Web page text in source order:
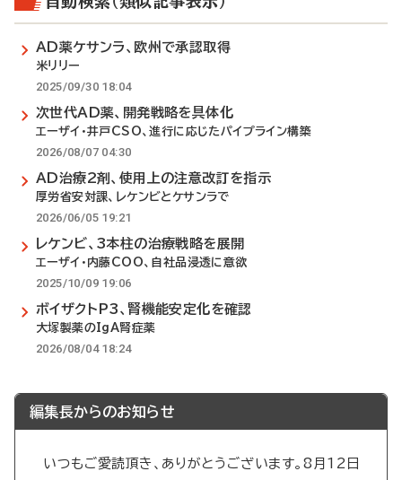
AD薬ケサンラ、欧州で承認取得
米リリー
2025/09/30 18:04
次世代AD薬、開発戦略を具体化
エーザイ・井戸CSO、進行に応じたパイプライン構築
2026/08/07 04:30
AD治療2剤、使用上の注意改訂を指示
厚労省安対課、レケンビとケサンラで
2026/06/05 19:21
レケンビ、3本柱の治療戦略を展開
エーザイ・内藤COO、自社品浸透に意欲
2025/10/09 19:06
ボイザクトP3、腎機能安定化を確認
大塚製薬のIgA腎症薬
2026/08/04 18:24
編集長からのお知らせ
いつもご愛読頂き、ありがとうございます。8月12日